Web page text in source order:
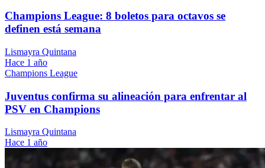
Champions League: 8 boletos para octavos se
definen está semana
Lismayra Quintana
Hace 1 año
Champions League
Juventus confirma su alineación para enfrentar al
PSV en Champions
Lismayra Quintana
Hace 1 año